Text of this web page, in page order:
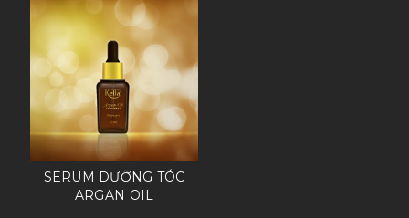
SERUM DƯỠNG TÓC
ARGAN OIL